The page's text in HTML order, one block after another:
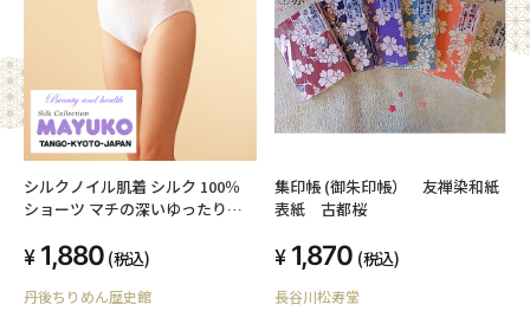
シルクノイル肌着 シルク 100％
ショーツ マチの深いゆったりめ
インナー 日本製
1,880 (税込)
丹後ちりめん歴史館
集印帳 (御朱印帳） 友禅染和紙
表紙 古都桜
1,870 (税込)
長谷川松寿堂